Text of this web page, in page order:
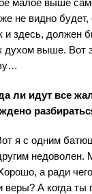
малое выше
не видно
и здесь,
духом выше. Вот
ли идут все
я с одним
недоволен.
а ради
веры? А когда